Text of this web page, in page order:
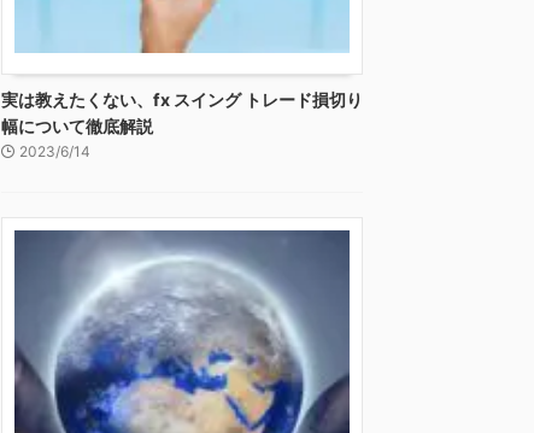
実は教えたくない、fx スイング トレード損切り
幅について徹底解説
2023/6/14